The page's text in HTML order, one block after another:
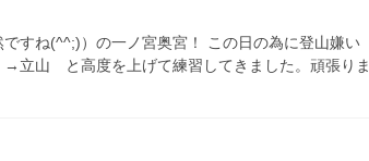
すね(^^;)）の一ノ宮奥宮！ この日の為に登山嫌い
山 と高度を上げて練習してきました。頑張りま